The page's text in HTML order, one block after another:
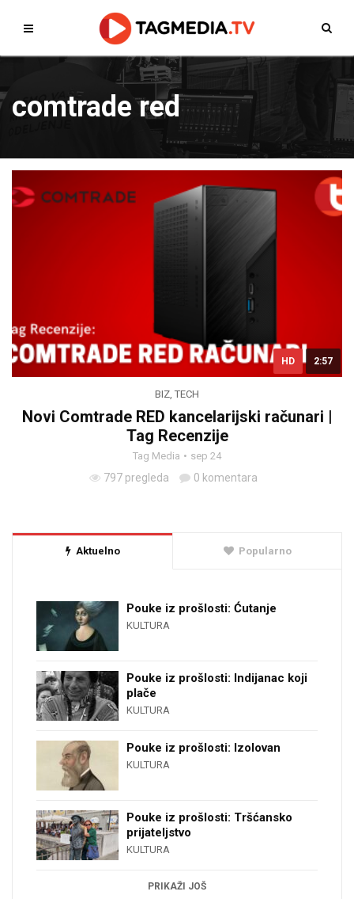
comtrade red
HD 2:57
BIZ, TECH
Novi Comtrade RED kancelarijski računari |
Tag Recenzije
Tag Media sep 24
797 pregleda 0 komentara
Aktuelno Popularno
Pouke iz prošlosti: Ćutanje
KULTURA
Pouke iz prošlosti: Indijanac koji
plače
KULTURA
Pouke iz prošlosti: Izolovan
KULTURA
Pouke iz prošlosti: Tršćansko
prijateljstvo
KULTURA
PRIKAŽI JOŠ